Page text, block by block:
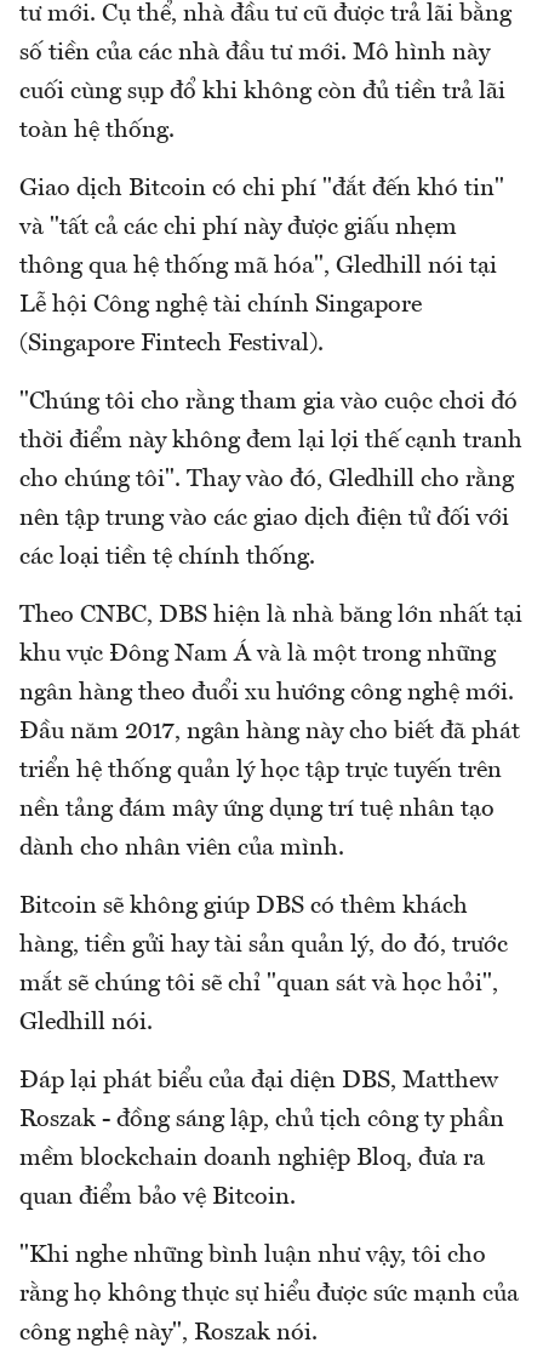
tư mới. Cụ thể, nhà đầu tư cũ được trả lãi bằng
số tiền của các nhà đầu tư mới. Mô hình này
cuối cùng sụp đổ khi không còn đủ tiền trả lãi
toàn hệ thống.
Giao dịch Bitcoin có chi phí "đắt đến khó tin"
và "tất cả các chi phí này được giấu nhẹm
thông qua hệ thống mã hóa", Gledhill nói tại
Lễ hội Công nghệ tài chính Singapore
(Singapore Fintech Festival).
"Chúng tôi cho rằng tham gia vào cuộc chơi đó
thời điểm này không đem lại lợi thế cạnh tranh
cho chúng tôi". Thay vào đó, Gledhill cho rằng
nên tập trung vào các giao dịch điện tử đối với
các loại tiền tệ chính thống.
Theo CNBC, DBS hiện là nhà băng lớn nhất tại
khu vực Đông Nam Á và là một trong những
ngân hàng theo đuổi xu hướng công nghệ mới.
Đầu năm 2017, ngân hàng này cho biết đã phát
triển hệ thống quản lý học tập trực tuyến trên
nền tảng đám mây ứng dụng trí tuệ nhân tạo
dành cho nhân viên của mình.
Bitcoin sẽ không giúp DBS có thêm khách
hàng, tiền gửi hay tài sản quản lý, do đó, trước
mắt sẽ chúng tôi sẽ chỉ "quan sát và học hỏi",
Gledhill nói.
Đáp lại phát biểu của đại diện DBS, Matthew
Roszak - đồng sáng lập, chủ tịch công ty phần
mềm blockchain doanh nghiệp Bloq, đưa ra
quan điểm bảo vệ Bitcoin.
"Khi nghe những bình luận như vậy, tôi cho
rằng họ không thực sự hiểu được sức mạnh của
công nghệ này", Roszak nói.